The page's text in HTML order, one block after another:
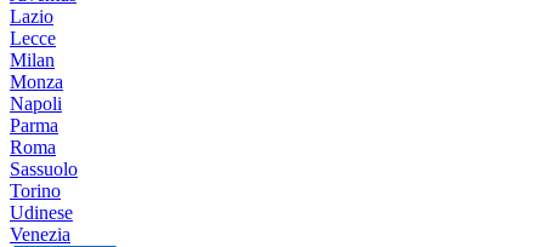
Lazio
Lecce
Milan
Monza
Napoli
Parma
Roma
Sassuolo
Torino
Udinese
Venezia